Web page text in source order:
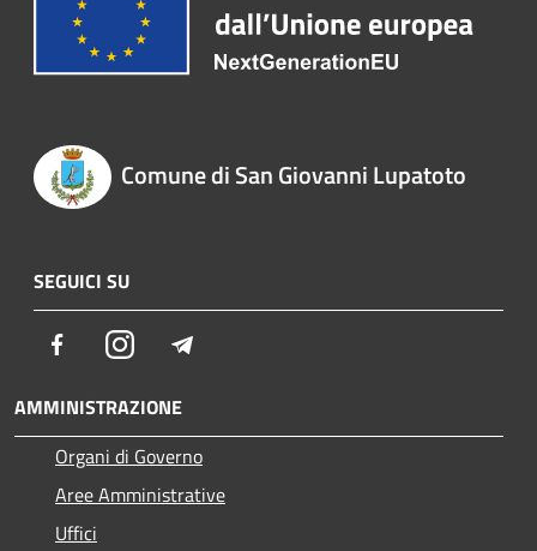
Comune di San Giovanni Lupatoto
SEGUICI SU
FacebookInstagram
AMMINISTRAZIONE
Organi di Governo
Aree Amministrative
Uffici